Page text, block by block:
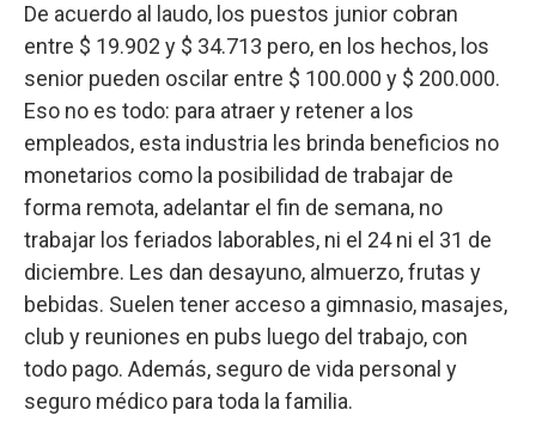
De acuerdo al laudo, los puestos junior cobran
entre $ 19.902 y $ 34.713 pero, en los hechos, los
senior pueden oscilar entre $ 100.000 y $ 200.000.
Eso no es todo: para atraer y retener a los
empleados, esta industria les brinda beneficios no
monetarios como la posibilidad de trabajar de
forma remota, adelantar el fin de semana, no
trabajar los feriados laborables, ni el 24 ni el 31 de
diciembre. Les dan desayuno, almuerzo, frutas y
bebidas. Suelen tener acceso a gimnasio, masajes,
club y reuniones en pubs luego del trabajo, con
todo pago. Además, seguro de vida personal y
seguro médico para toda la familia.